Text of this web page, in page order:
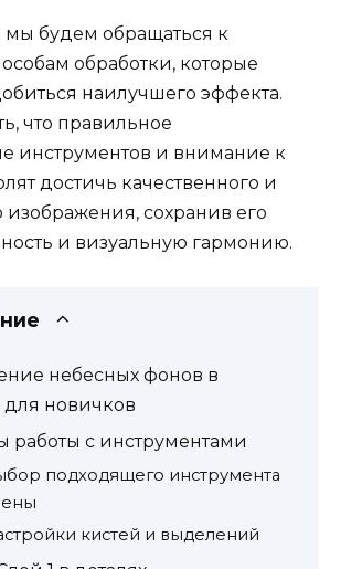
мы будем обращаться к
обработки, которые
наилучшего эффекта.
что правильное
инструментов и внимание к
достичь качественного и
изображения, сохранив его
и визуальную гармонию.
небесных фонов в
новичков
работы с инструментами
подходящего инструмента
кистей и выделений